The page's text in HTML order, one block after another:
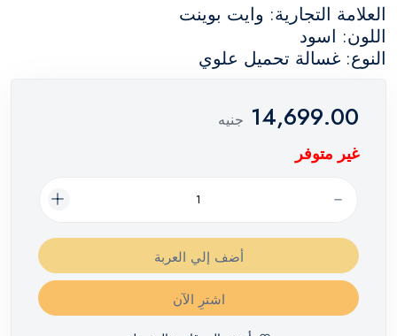
العلامة التجارية: وايت بوينت
اللون: اسود
النوع: غسالة تحميل علوي
14,699.00 جنيه
غير متوفر
أضف إلي العربة
اشترِ الآن